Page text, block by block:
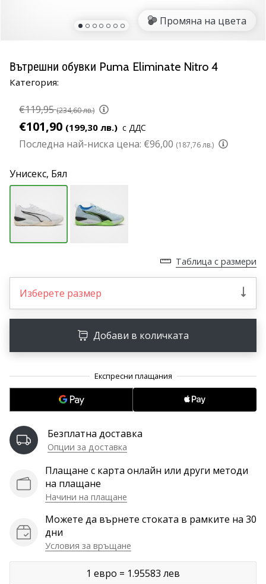
страст
като
Присъединете
се
амбасадор
марката.
11. 8. 2022
•
1 мин. четене
програма
WeplayVolleyball
Имате
ли
блог,
страница
дискусионен
форум?
Накарайте
ги
генерират
приходи.
Покажи
Промяна на цвета
Вътрешни обувки Puma Eliminate Nitro 4
Категория:
€119,95 (234,60 лв.)
€101,90 (199,30 лв.) с ДДС
Последна най-ниска цена: €96,00 (187,76 лв.)
Унисекс, Бял
Таблица с размери
Изберете размер
Добави в количката
Безплатна доставка
Опции за доставка
Плащане с карта онлайн или други методи
на плащане
Начини на плащане
Можете да върнете стоката в рамките на 30
дни
Условия за връщане
1 евро = 1.95583 лев